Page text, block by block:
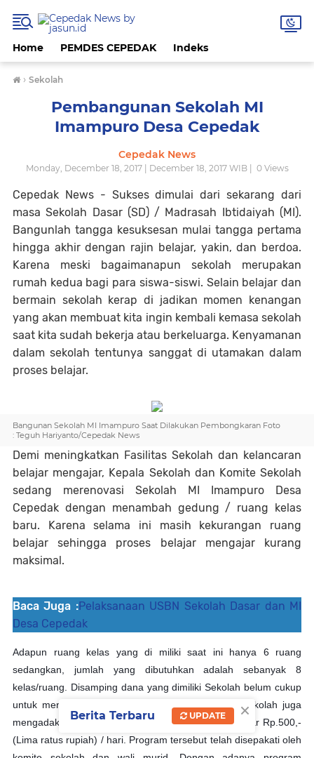
Home PEMDES CEPEDAK Indeks
› Sekolah
Pembangunan Sekolah MI
Imampuro Desa Cepedak
Cepedak News
Monday, December 18, 2017 | December 18, 2017 WIB | 0Views
Cepedak News - Sukses dimulai dari sekarang dari
masa Sekolah Dasar (SD) / Madrasah Ibtidaiyah (MI).
Bangunlah tangga kesuksesan mulai tangga pertama
hingga akhir dengan rajin belajar, yakin, dan berdoa.
Karena meski bagaimanapun sekolah merupakan
rumah kedua bagi para siswa-siswi. Selain belajar dan
bermain sekolah kerap di jadikan momen kenangan
yang akan membuat kita ingin kembali kemasa sekolah
saat kita sudah bekerja atau berkeluarga. Kenyamanan
dalam sekolah tentunya sanggat di utamakan dalam
proses belajar.
Bangunan Sekolah MI Imampuro Saat Dilakukan Pembongkaran Foto
: Teguh Hariyanto/Cepedak News
Demi meningkatkan Fasilitas Sekolah dan kelancaran
belajar mengajar, Kepala Sekolah dan Komite Sekolah
sedang merenovasi Sekolah MI Imampuro Desa
Cepedak dengan menambah gedung / ruang kelas
baru. Karena selama ini masih kekurangan ruang
belajar sehingga proses belajar mengajar kurang
maksimal.
Baca Juga :Pelaksanaan USBN Sekolah Dasar dan MI
Desa Cepedak
Adapun ruang kelas yang di miliki saat ini hanya 6 ruang
sedangkan, jumlah yang dibutuhkan adalah sebanyak 8
kelas/ruang. Disamping dana yang dimiliki Sekolah belum cukup
untuk menyelesaikan pembangunan maka, pihak sekolah juga
mengadakan program menyisihkan uang jajan sebesar Rp.500,-
(Lima ratus rupiah) / hari. Program tersebut telah disepakati oleh
×
Berita Terbaru UPDATE